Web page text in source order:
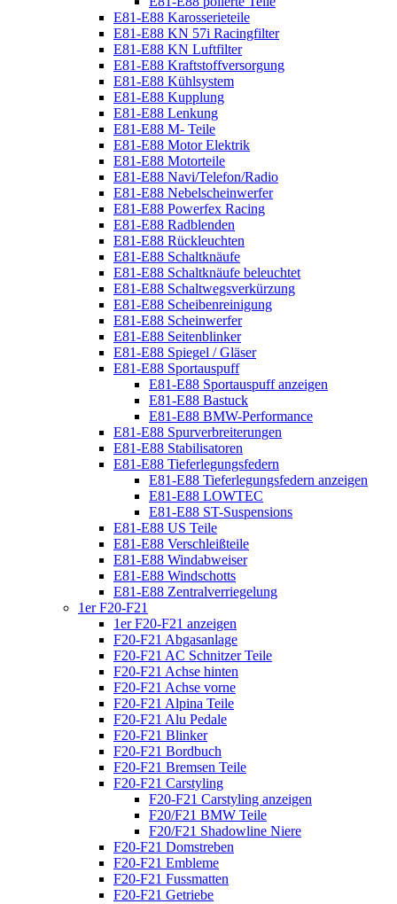
E81-E88 Karosserieteile
E81-E88 KN 57i Racingfilter
E81-E88 KN Luftfilter
E81-E88 Kraftstoffversorgung
E81-E88 Kühlsystem
E81-E88 Kupplung
E81-E88 Lenkung
E81-E88 M- Teile
E81-E88 Motor Elektrik
E81-E88 Motorteile
E81-E88 Navi/Telefon/Radio
E81-E88 Nebelscheinwerfer
E81-E88 Powerfex Racing
E81-E88 Radblenden
E81-E88 Rückleuchten
E81-E88 Schaltknäufe
E81-E88 Schaltknäufe beleuchtet
E81-E88 Schaltwegsverkürzung
E81-E88 Scheibenreinigung
E81-E88 Scheinwerfer
E81-E88 Seitenblinker
E81-E88 Spiegel / Gläser
E81-E88 Sportauspuff
E81-E88 Sportauspuff anzeigen
E81-E88 Bastuck
E81-E88 BMW-Performance
E81-E88 Spurverbreiterungen
E81-E88 Stabilisatoren
E81-E88 Tieferlegungsfedern
E81-E88 Tieferlegungsfedern anzeigen
E81-E88 LOWTEC
E81-E88 ST-Suspensions
E81-E88 US Teile
E81-E88 Verschleißteile
E81-E88 Windabweiser
E81-E88 Windschotts
E81-E88 Zentralverriegelung
1er F20-F21
1er F20-F21 anzeigen
F20-F21 Abgasanlage
F20-F21 AC Schnitzer Teile
F20-F21 Achse hinten
F20-F21 Achse vorne
F20-F21 Alpina Teile
F20-F21 Alu Pedale
F20-F21 Blinker
F20-F21 Bordbuch
F20-F21 Bremsen Teile
F20-F21 Carstyling
F20-F21 Carstyling anzeigen
F20/F21 BMW Teile
F20/F21 Shadowline Niere
F20-F21 Domstreben
F20-F21 Embleme
F20-F21 Fussmatten
F20-F21 Getriebe